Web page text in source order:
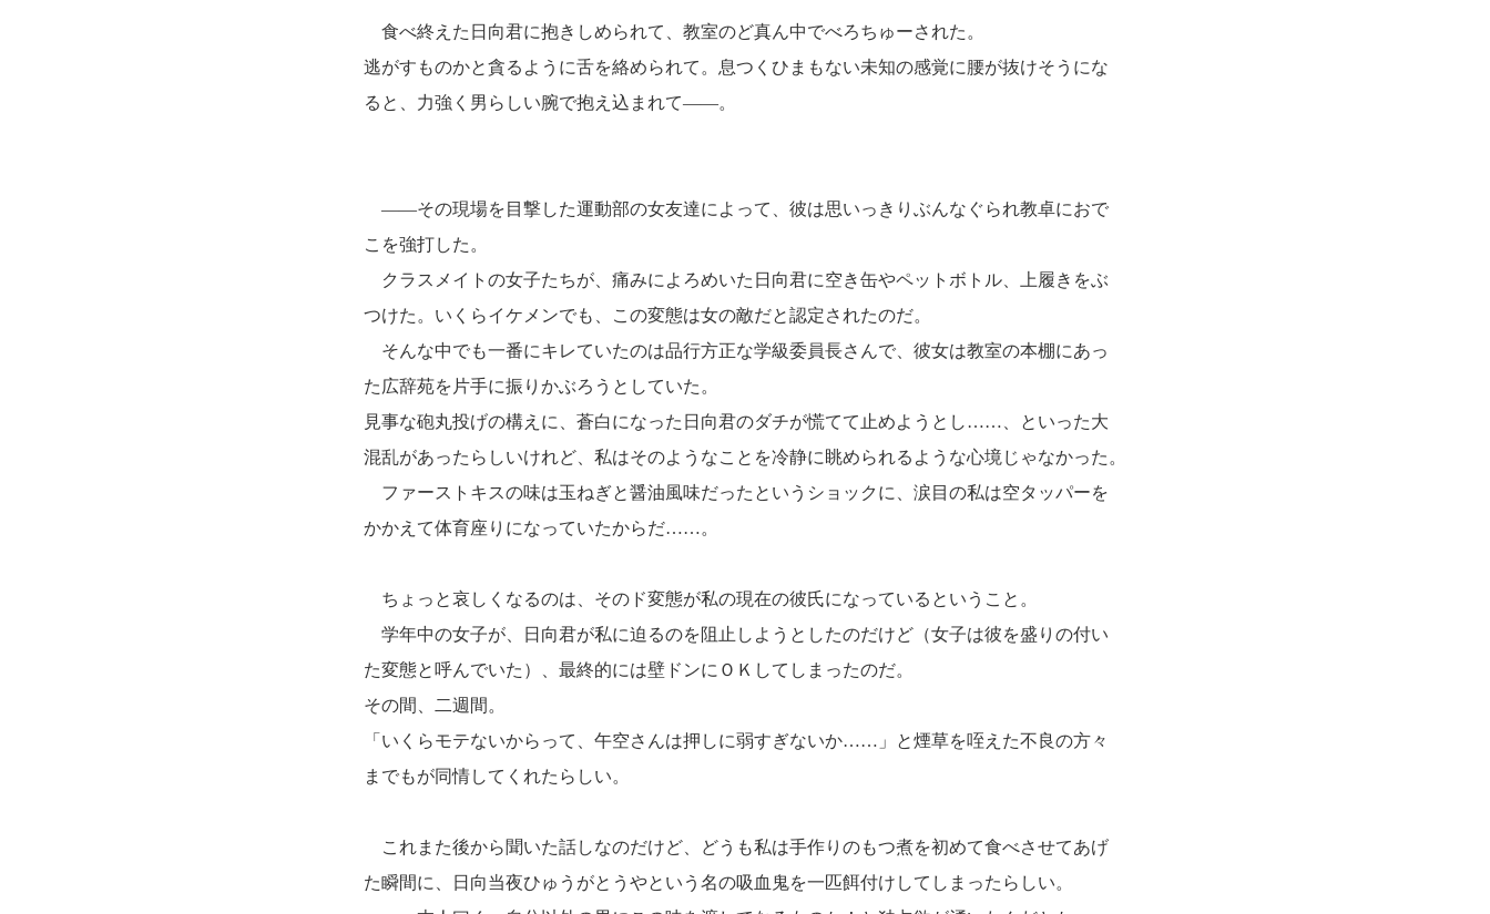
食べ終えた日向君に抱きしめられて、教室のど真ん中でべろちゅーされた。
逃がすものかと貪るように舌を絡められて。息つくひまもない未知の感覚に腰が抜けそうにな
ると、力強く男らしい腕で抱え込まれて――。
――その現場を目撃した運動部の女友達によって、彼は思いっきりぶんなぐられ教卓におで
こを強打した。
クラスメイトの女子たちが、痛みによろめいた日向君に空き缶やペットボトル、上履きをぶ
つけた。いくらイケメンでも、この変態は女の敵だと認定されたのだ。
そんな中でも一番にキレていたのは品行方正な学級委員長さんで、彼女は教室の本棚にあっ
た広辞苑を片手に振りかぶろうとしていた。
見事な砲丸投げの構えに、蒼白になった日向君のダチが慌てて止めようとし……、といった大
混乱があったらしいけれど、私はそのようなことを冷静に眺められるような心境じゃなかった。
ファーストキスの味は玉ねぎと醤油風味だったというショックに、涙目の私は空タッパーを
かかえて体育座りになっていたからだ……。
ちょっと哀しくなるのは、そのド変態が私の現在の彼氏になっているということ。
学年中の女子が、日向君が私に迫るのを阻止しようとしたのだけど（女子は彼を盛りの付い
た変態と呼んでいた）、最終的には壁ドンにＯＫしてしまったのだ。
その間、二週間。
「いくらモテないからって、午空さんは押しに弱すぎないか……」と煙草を咥えた不良の方々
までもが同情してくれたらしい。
これまた後から聞いた話しなのだけど、どうも私は手作りのもつ煮を初めて食べさせてあげ
た瞬間に、日向当夜ひゅうがとうやという名の吸血鬼を一匹餌付けしてしまったらしい。